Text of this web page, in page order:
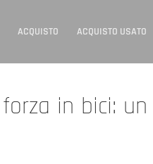
ACQUISTO ACQUISTO USATO
in bici: